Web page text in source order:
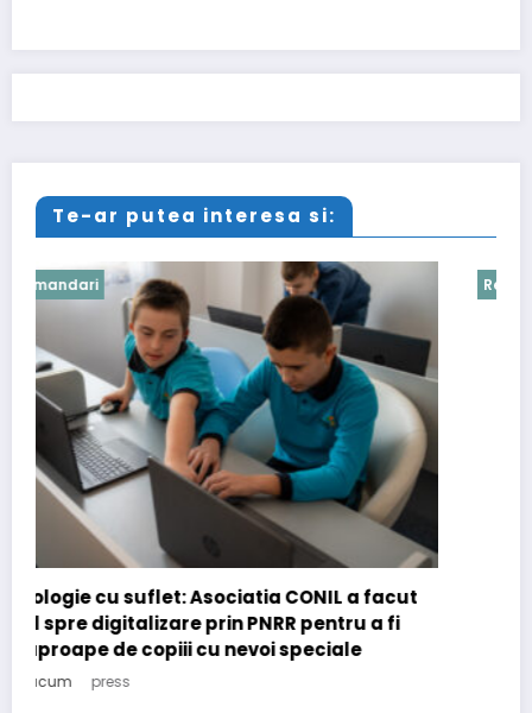
Te-ar putea interesa si:
Recomandari